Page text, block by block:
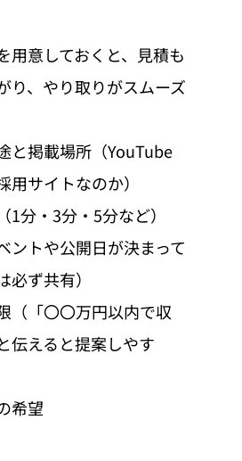
用意しておくと、見積も
り、やり取りがスムーズ
と掲載場所（YouTube
用サイトなのか）
1分・3分・5分など）
ントや公開日が決まって
必ず共有）
（「〇〇万円以内で収
伝えると提案しやす
希望